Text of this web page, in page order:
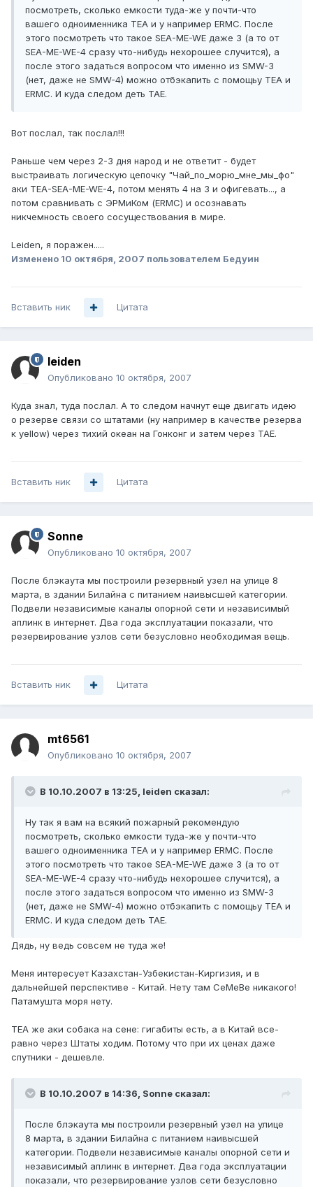
посмотреть, сколько емкости туда-же у почти-что
вашего одноименника TEA и у например ERMC. После
этого посмотреть что такое SEA-ME-WE даже 3 (а то от
SEA-ME-WE-4 сразу что-нибудь нехорошее случится), а
после этого задаться вопросом что именно из SMW-3
(нет, даже не SMW-4) можно отбэкапить с помощьу TEA и
ERMC. И куда следом деть TAE.
Вот послал, так послал!!!
Раньше чем через 2-3 дня народ и не ответит - будет
выстраивать логическую цепочку "Чай_по_морю_мне_мы_фо"
аки TEA-SEA-ME-WE-4, потом менять 4 на 3 и офигевать..., а
потом сравнивать с ЭРМиКом (ERMC) и осознавать
никчемность своего сосуществования в мире.
Leiden, я поражен.....
Изменено 10 октября, 2007 пользователем Бедуин
Вставить ник Цитата
leiden
Опубликовано 10 октября, 2007
Куда знал, туда послал. А то следом начнут еще двигать идею
о резерве связи со штатами (ну например в качестве резерва
к yellow) через тихий океан на Гонконг и затем через TAE.
Вставить ник Цитата
Sonne
Опубликовано 10 октября, 2007
После блэкаута мы построили резервный узел на улице 8
марта, в здании Билайна с питанием наивысшей категории.
Подвели независимые каналы опорной сети и независимый
аплинк в интернет. Два года эксплуатации показали, что
резервирование узлов сети безусловно необходимая вещь.
Вставить ник Цитата
mt6561
Опубликовано 10 октября, 2007
В 10.10.2007 в 13:25, leiden сказал:
Ну так я вам на всякий пожарный рекомендую
посмотреть, сколько емкости туда-же у почти-что
вашего одноименника TEA и у например ERMC. После
этого посмотреть что такое SEA-ME-WE даже 3 (а то от
SEA-ME-WE-4 сразу что-нибудь нехорошее случится), а
после этого задаться вопросом что именно из SMW-3
(нет, даже не SMW-4) можно отбэкапить с помощьу TEA и
ERMC. И куда следом деть TAE.
Дядь, ну ведь совсем не туда же!
Меня интересует Казахстан-Узбекистан-Киргизия, и в
дальнейшей перспективе - Китай. Нету там СеМеВе никакого!
Патамушта моря нету.
ТЕА же аки собака на сене: гигабиты есть, а в Китай все-
равно через Штаты ходим. Потому что при их ценах даже
спутники - дешевле.
В 10.10.2007 в 14:36, Sonne сказал:
После блэкаута мы построили резервный узел на улице
8 марта, в здании Билайна с питанием наивысшей
категории. Подвели независимые каналы опорной сети и
независимый аплинк в интернет. Два года эксплуатации
показали, что резервирование узлов сети безусловно